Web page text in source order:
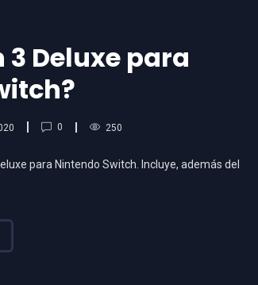
Deluxe para
0 250
para Nintendo Switch. Incluye, además del